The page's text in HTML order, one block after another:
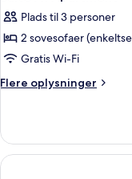
Plads til 3 personer
2 sovesofaer
Gratis Wi-Fi
Flere oplysninger
Flere
A1
Apartment